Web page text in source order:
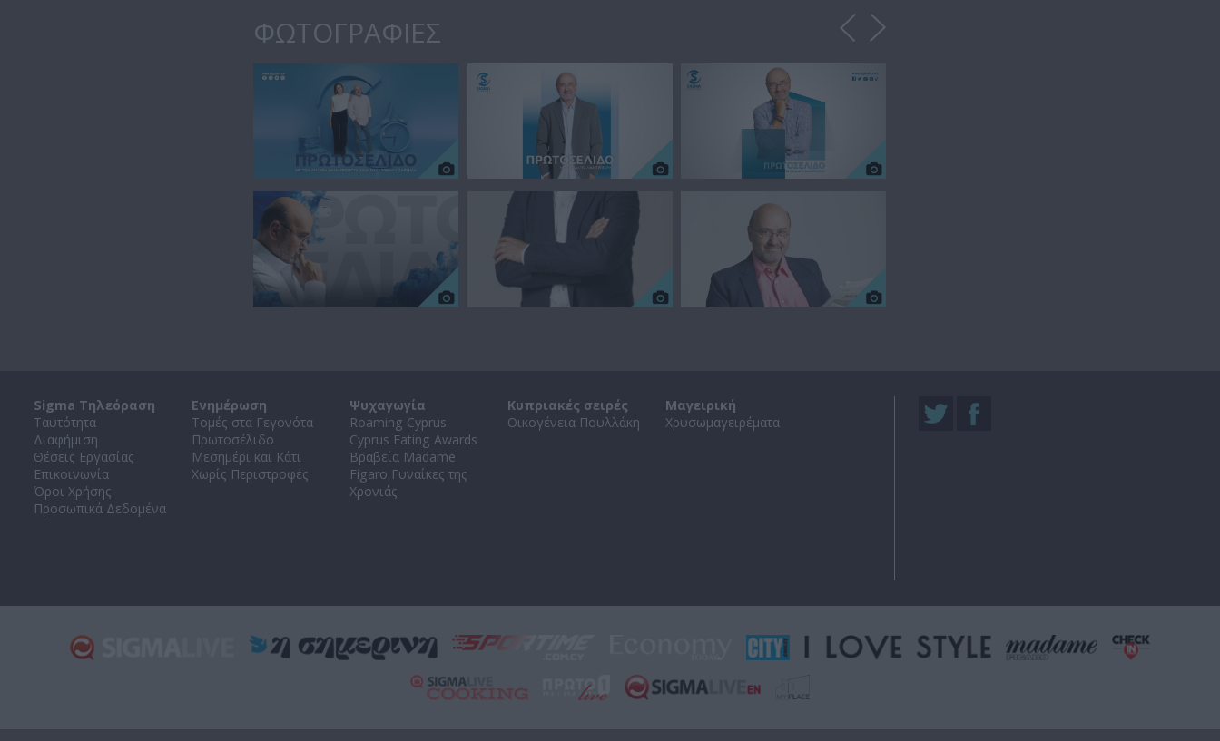
ΦΩΤΟΓΡΑΦΙΕΣ
Sigma Τηλεόραση
Ταυτότητα
Διαφήμιση
Θέσεις Εργασίας
Επικοινωνία
Όροι Χρήσης
Προσωπικά Δεδομένα
Ενημέρωση
Τομές στα Γεγονότα
Πρωτοσέλιδο
Μεσημέρι και Κάτι
Χωρίς Περιστροφές
Ψυχαγωγία
Roaming Cyprus
Cyprus Eating Awards
Βραβεία Madame
Figaro Γυναίκες της
Χρονιάς
Κυπριακές σειρές
Οικογένεια Πουλλάκη
Μαγειρική
Χρυσωμαγειρέματα